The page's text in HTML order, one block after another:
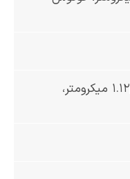
5 مگاپیکسل، از نوع macro، دیافراگم f/2.4، فاصله کانونی 50 میلی‌متر، سایز سنسور 1/5.0 اینچ، سایز پیکسل 1.12µm میکرومتر،